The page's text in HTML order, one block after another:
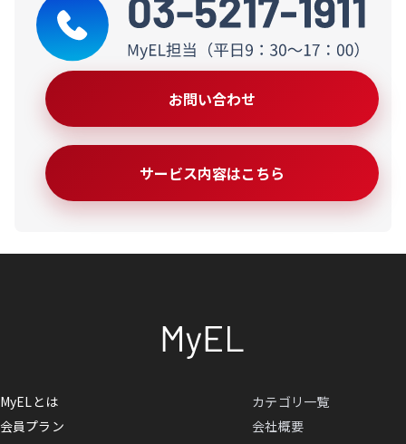
お問い合わせ
サービス内容はこちら
MyELとは
会員プラン
カテゴリ一覧
会社概要